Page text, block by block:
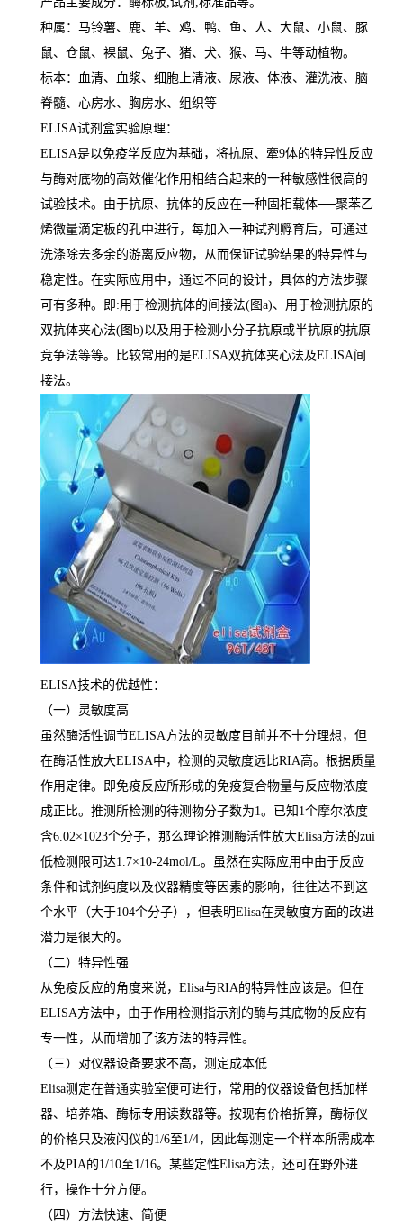
种属：马铃薯、鹿、羊、鸡、鸭、鱼、人、大鼠、小鼠、豚
鼠、仓鼠、裸鼠、兔子、猪、犬、猴、马、牛等动植物。
标本：血清、血浆、细胞上清液、尿液、体液、灌洗液、脑
脊髓、心房水、胸房水、组织等
ELISA试剂盒实验原理：
ELISA是以免疫学反应为基础，将抗原、牽9体的特异性反应
与酶对底物的高效催化作用相结合起来的一种敏感性很高的
试验技术。由于抗原、抗体的反应在一种固相载体──聚苯乙
烯微量滴定板的孔中进行，每加入一种试剂孵育后，可通过
洗涤除去多余的游离反应物，从而保证试验结果的特异性与
稳定性。在实际应用中，通过不同的设计，具体的方法步骤
可有多种。即:用于检测抗体的间接法(图a)、用于检测抗原的
双抗体夹心法(图b)以及用于检测小分子抗原或半抗原的抗原
竞争法等等。比较常用的是ELISA双抗体夹心法及ELISA间
接法。
ELISA技术的优越性：
（一）灵敏度高
虽然酶活性调节ELISA方法的灵敏度目前并不十分理想，但
在酶活性放大ELISA中，检测的灵敏度远比RIA高。根据质量
作用定律。即免疫反应所形成的免疫复合物量与反应物浓度
成正比。推测所检测的待测物分子数为1 。已知 1 个摩尔浓度
含6.02×1023个分子，那么理论推测酶活性放大Elisa方法的zui
低检测限可达1.7×10-24mol/L。虽然在实际应用中由于反应
条件和试剂纯度以及仪器精度等因素的影响，往往达不到这
个水平（大于104个分子），但表明Elisa在灵敏度方面的改进
潜力是很大的。
（二）特异性强
从免疫反应的角度来说， Elisa与RIA的特异性应该是。但在
ELISA方法中，由于作用检测指示剂的酶与其底物的反应有
专一性，从而增加了该方法的特异性。
（三）对仪器设备要求不高，测定成本低
Elisa测定在普通实验室便可进行，常用的仪器设备包括加样
器、培养箱、酶标专用读数器等。按现有价格折算，酶标仪
的价格只及液闪仪的1/6至1/4，因此每测定一个样本所需成本
不及PIA的1/10至1/16。某些定性Elisa方法，还可在野外进
行，操作十分方便。
（四）方法快速、简便